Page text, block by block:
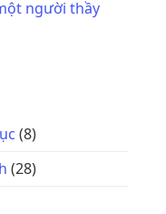
người thầy
(8)
(28)